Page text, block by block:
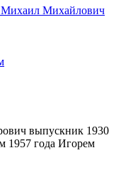
выпускник 1930
1957 года Игорем